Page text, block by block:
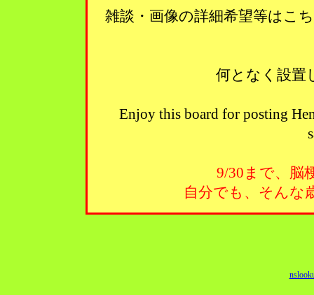
雑談・画像の詳細希望等は
何となく設
Enjoy this board for posting
9/30まで、脳
自分でも、そんな